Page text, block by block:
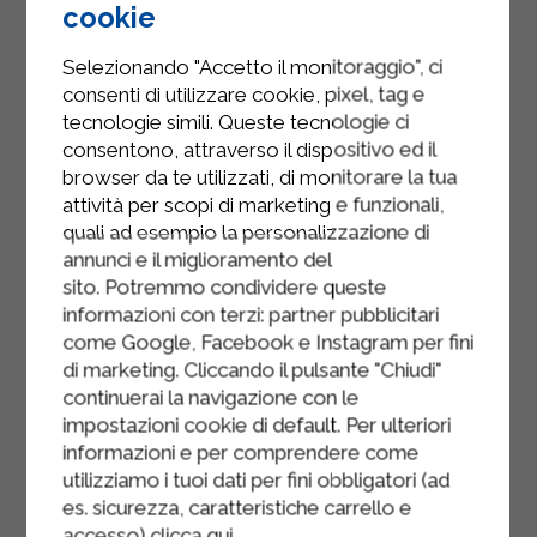
sur la planche à découper, ajoutez
une tranche de jambon cuit et
terminez par quelques tranches de
fromage caciocavallo. Roulez
ensuite chaque tranche d’aubergine ;
répétez l’opération jusqu’à
épuisement des ingrédients.
Déposez les petits pains dans un plat
allant au four, la jointure vers le bas.
Après les avoir disposés côte à côte
dans le plat allant au four, arrosez les
petits pains de la sauce tomate
préparée précédemment.
Enfin, coupez le reste du fromage
caciocavallo au couteau et
cookie
Selezionando "Accetto il monitoraggio", ci
consenti di utilizzare cookie, pixel, tag e
tecnologie simili. Queste tecnologie ci
consentono, attraverso il dispositivo ed il
browser da te utilizzati, di monitorare la tua
attività per scopi di marketing e funzionali,
quali ad esempio la personalizzazione di
annunci e il miglioramento del
sito. Potremmo condividere queste
informazioni con terzi: partner pubblicitari
come Google, Facebook e Instagram per fini
di marketing. Cliccando il pulsante "Chiudi"
continuerai la navigazione con le
impostazioni cookie di default. Per ulteriori
informazioni e per comprendere come
utilizziamo i tuoi dati per fini obbligatori (ad
es. sicurezza, caratteristiche carrello e